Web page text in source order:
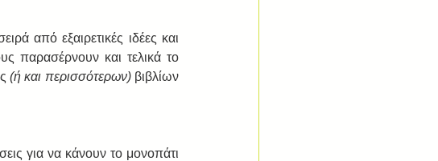
από εξαιρετικές ιδέες και
παρασέρνουν και τελικά το
(ή και περισσότερων) βιβλίων
για να κάνουν το μονοπάτι